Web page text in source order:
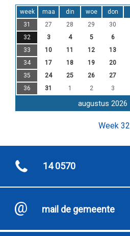
week maa din woe don
31
27 28 29 30
32
3 4 5 6
33
10 11 12 13
34
17 18 19 20
35
24 25 26 27
36
31 1 2 3
augustus 2026
Week 32
14 0570
mail de gemeente